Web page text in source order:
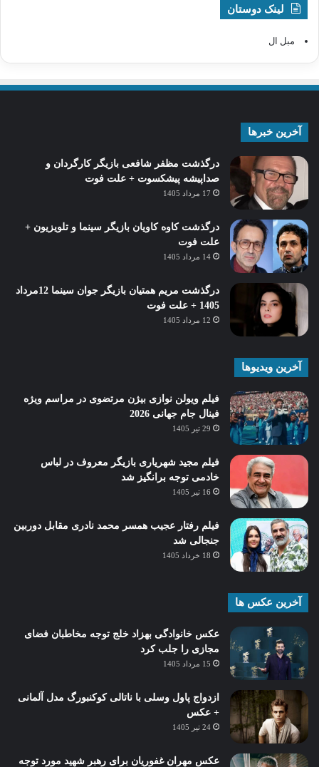
لینک دوستان
مبل ال
آخرین خبرها
درگذشت مظفر شافعی بازیگر کارگردان و
صداپیشه پیشکسوت + علت فوت
17 مرداد 1405
درگذشت کاوه کاویان بازیگر سینما و تلویزیون +
علت فوت
14 مرداد 1405
درگذشت مریم همتیان بازیگر جوان سینما 12مرداد
1405 + علت فوت
12 مرداد 1405
آخرین ویدیوها
فیلم ویولن نوازی بیژن مرتضوی در مراسم ویژه
فینال جام جهانی 2026
29 تیر 1405
فیلم مجید شهریاری بازیگر معروف در لباس
خادمی توجه برانگیز شد
16 تیر 1405
فیلم رفتار عجیب همسر محمد نادری مقابل دوربین
جنجالی شد
18 خرداد 1405
آخرین عکس ها
عکس خانوادگی بهزاد خلج توجه مخاطبان فضای
مجازی را جلب کرد
15 مرداد 1405
ازدواج پاول وسلی با ناتالی کوکنبورگ مدل آلمانی
+ عکس
24 تیر 1405
عکس مهران غفوریان برای رهبر شهید مورد توجه